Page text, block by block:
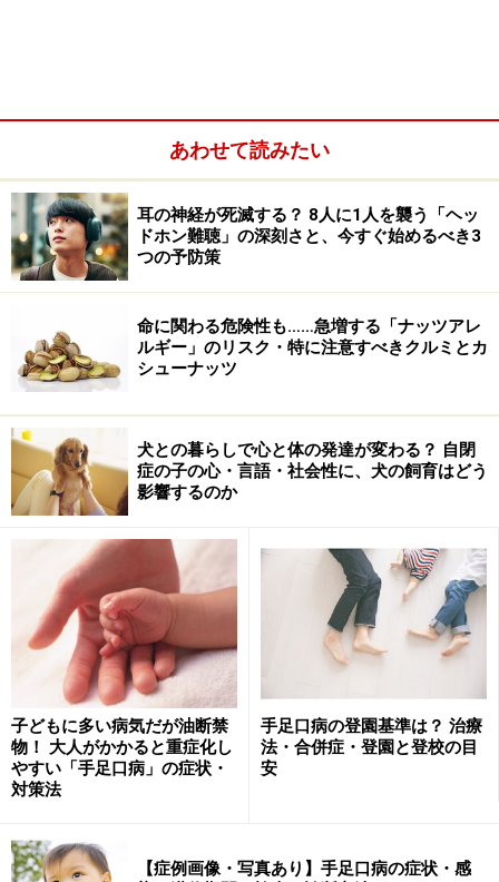
血友病Aの発生頻度は5000人に1人、血友病Bの発生頻度
は25000人に1人で、血友病Aと血友病Bを合併している
のが男児5000人に1人です。
平成18年の調査では、血友病Aは4100人、血友病Bは900
人と示されています。
血友病の症状
あわせて読みたい
耳の神経が死滅する？ 8人に1人を襲う「ヘッ
ドホン難聴」の深刻さと、今すぐ始めるべき3
つの予防策
命に関わる危険性も……急増する「ナッツアレ
ルギー」のリスク・特に注意すべきクルミとカ
シューナッツ
犬との暮らしで心と体の発達が変わる？ 自閉
症の子の心・言語・社会性に、犬の飼育はどう
影響するのか
子どもに多い病気だが油断禁
物！ 大人がかかると重症化し
やすい「手足口病」の症状・
対策法
手足口病の登園基準は？ 治療
法・合併症・登園と登校の目
安
【症例画像・写真あり】手足口病の症状・感